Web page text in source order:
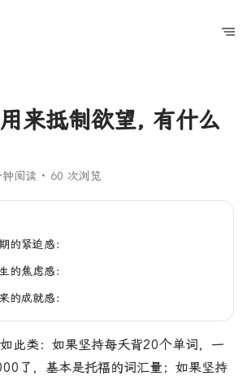
来抵制欲望, 有什么
钟阅读 60 次浏览
的紧迫感：
的焦虑感：
的成就感：
此类：如果坚持每夭背20个单词，一
了，基本是托福的词汇量；如果坚持